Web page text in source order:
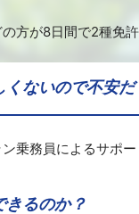
方が8日間で2種免許
くないので不安だ
乗務員によるサポ
きるのか？